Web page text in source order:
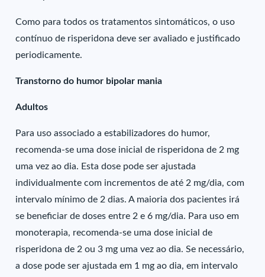
Como para todos os tratamentos sintomáticos, o uso
contínuo de risperidona deve ser avaliado e justificado
periodicamente.
Transtorno do humor bipolar mania
Adultos
Para uso associado a estabilizadores do humor,
recomenda-se uma dose inicial de risperidona de 2 mg
uma vez ao dia. Esta dose pode ser ajustada
individualmente com incrementos de até 2 mg/dia, com
intervalo mínimo de 2 dias. A maioria dos pacientes irá
se beneficiar de doses entre 2 e 6 mg/dia. Para uso em
monoterapia, recomenda-se uma dose inicial de
risperidona de 2 ou 3 mg uma vez ao dia. Se necessário,
a dose pode ser ajustada em 1 mg ao dia, em intervalo